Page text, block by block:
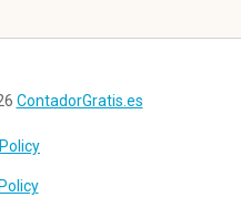
ContadorGratis.es